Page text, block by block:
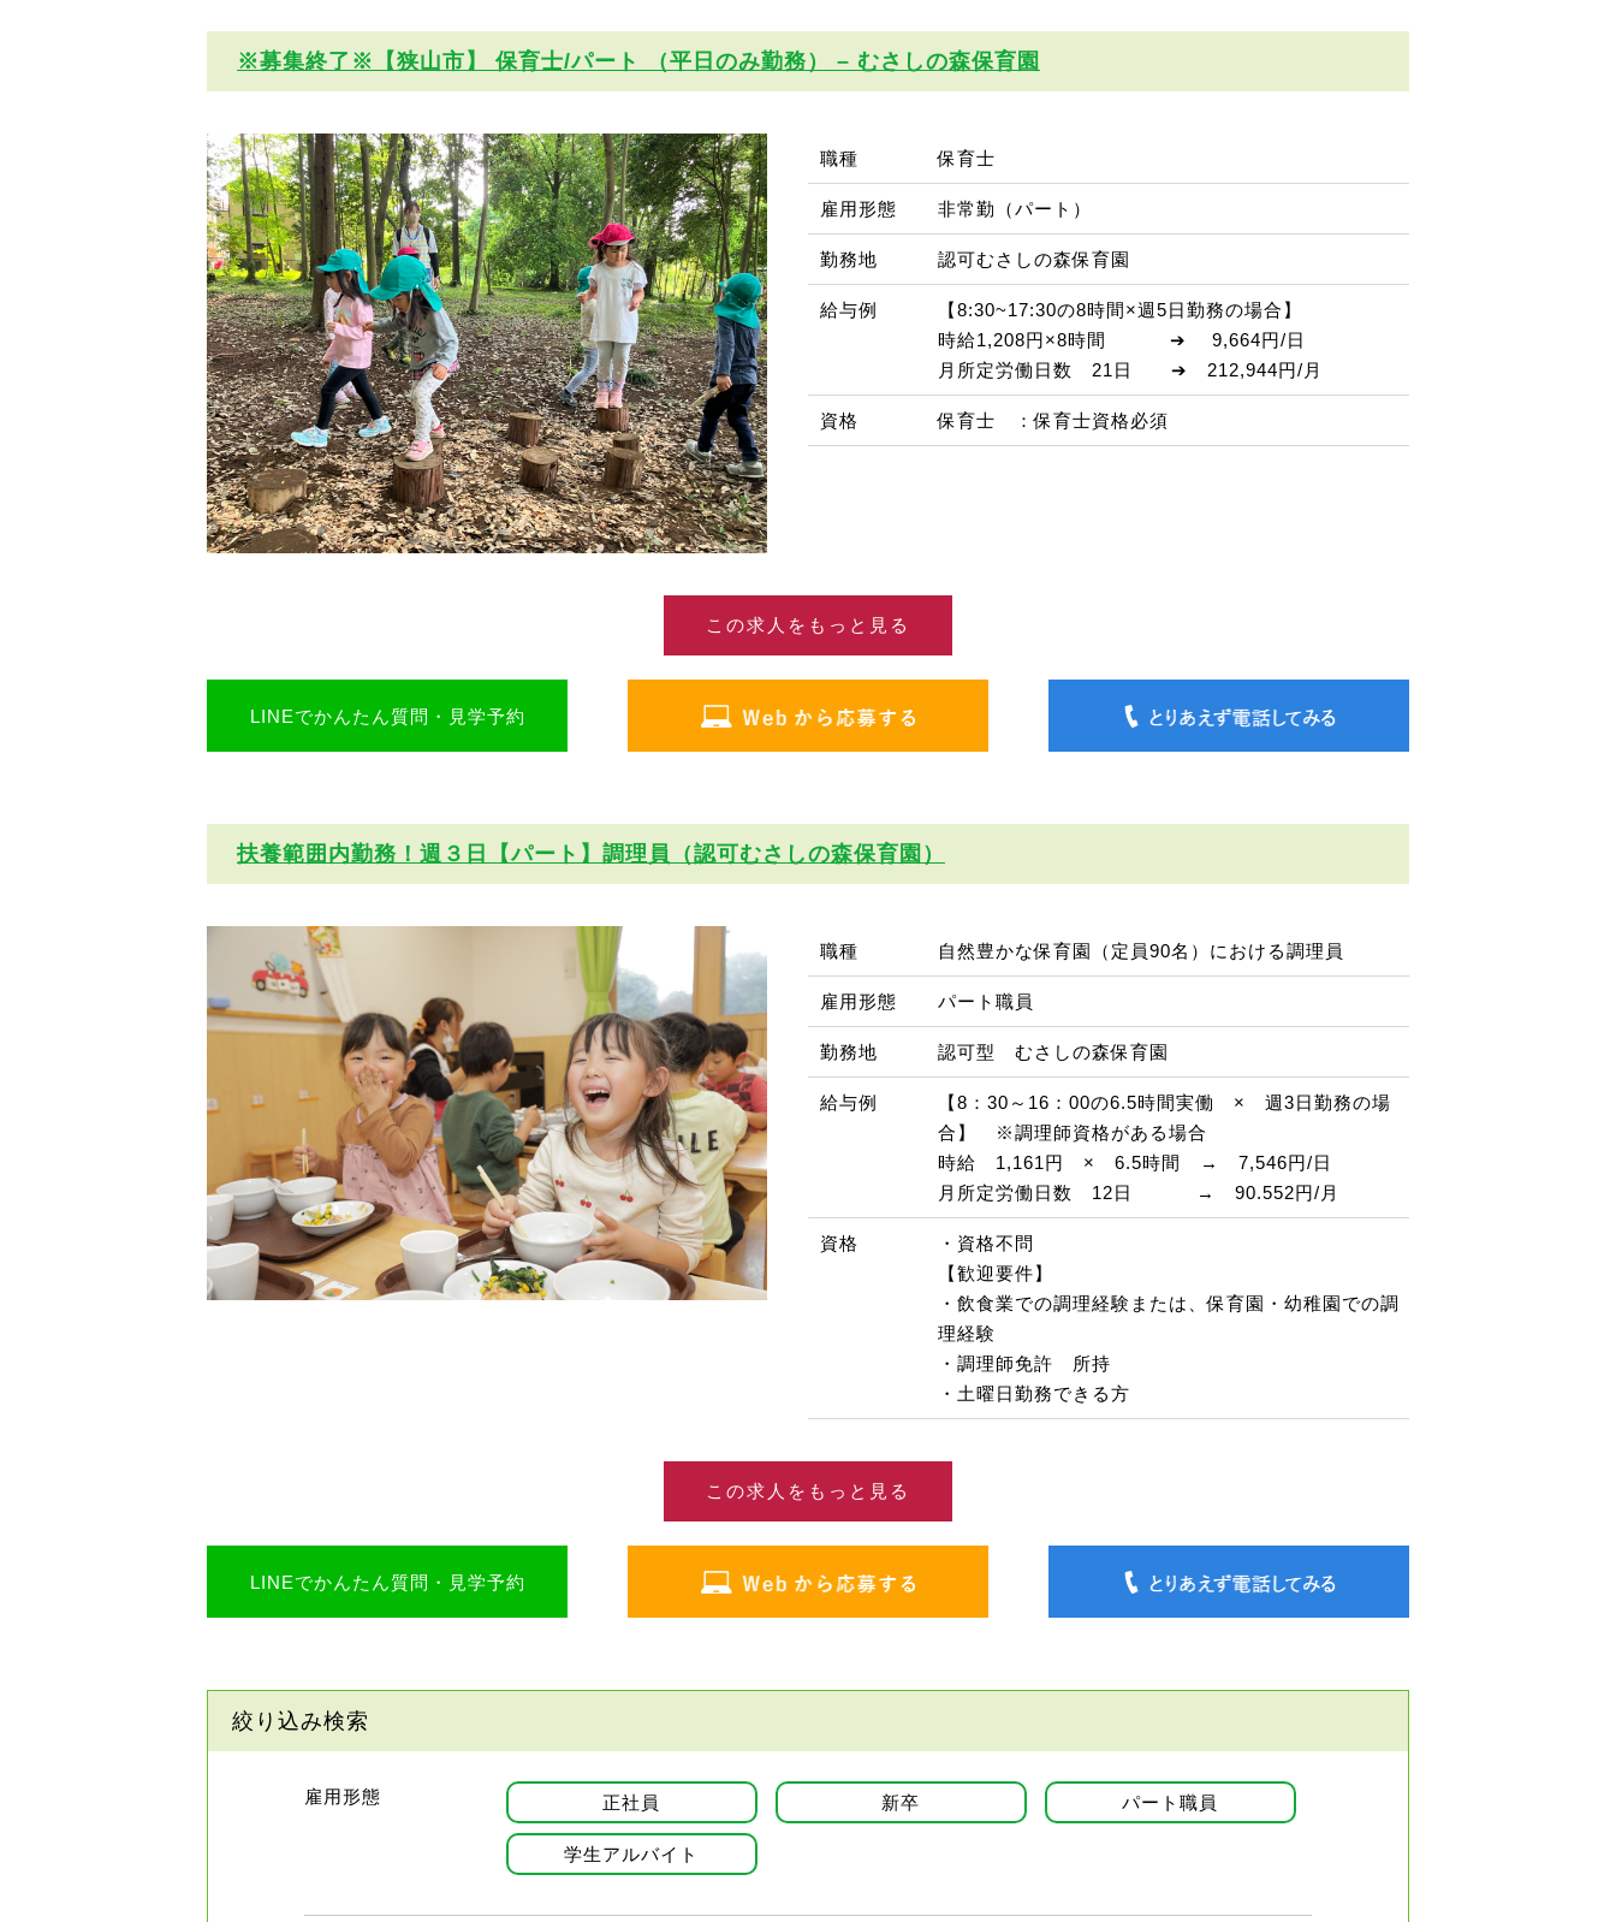
※募集終了※【狭山市】 保育士/パート （平日のみ勤務） – むさしの森保育園
職種 保育士
雇用形態 非常勤（パート）
勤務地 認可むさしの森保育園
給与例
【8:30~17:30の8時間×週5日勤務の場合】
時給1,208円×8時間 ➔ 9,664円/日
月所定労働日数 21日 ➔ 212,944円/月
資格 保育士 ：保育士資格必須
この求人をもっと見る
LINEでかんたん質問・見学予約
扶養範囲内勤務！週３日【パート】調理員（認可むさしの森保育園）
職種 自然豊かな保育園（定員90名）における調理員
雇用形態 パート職員
勤務地 認可型 むさしの森保育園
給与例
【8：30～16：00の6.5時間実働 × 週3日勤務の場
合】 ※調理師資格がある場合
時給 1,161円 × 6.5時間 → 7,546円/日
月所定労働日数 12日 → 90.552円/月
資格
・資格不問
【歓迎要件】
・飲食業での調理経験または、保育園・幼稚園での調
理経験
・調理師免許 所持
・土曜日勤務できる方
この求人をもっと見る
LINEでかんたん質問・見学予約
絞り込み検索
雇用形態 正社員 新卒 パート職員
学生アルバイト